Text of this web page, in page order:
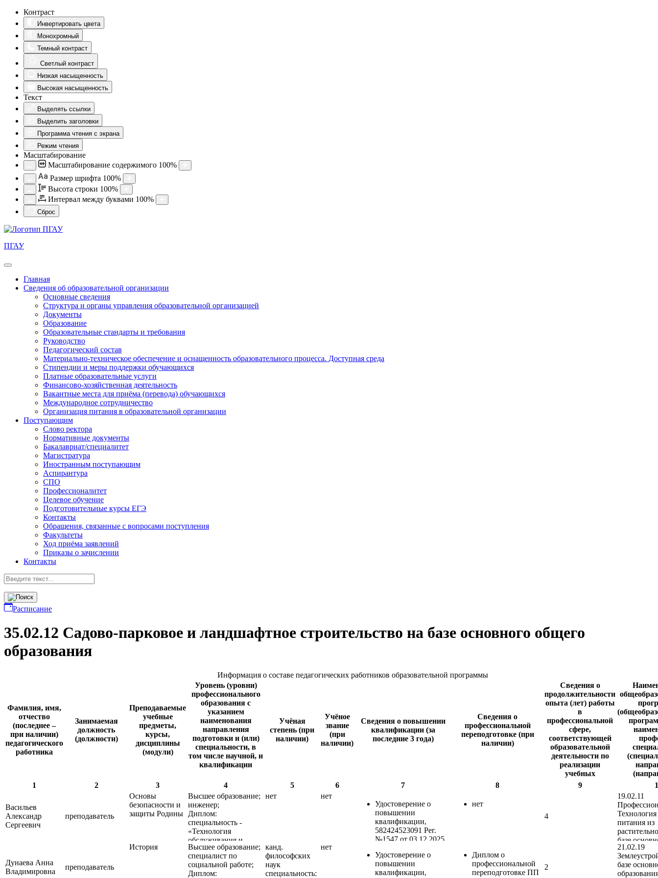
Контраст
Инвертировать цвета
Монохромный
Темный контраст
Светлый контраст
Низкая насыщенность
Высокая насыщенность
Текст
Выделять ссылки
Выделить заголовки
Программа чтения с экрана
Режим чтения
Масштабирование
Масштабирование содержимого 100%
Aa Размер шрифта 100%
Высота строки 100%
Интервал между буквами 100%
Сброс
ПГАУ
Главная
Сведения об образовательной организации
Основные сведения
Структура и органы управления образовательной организацией
Документы
Образование
Образовательные стандарты и требования
Руководство
Педагогический состав
Материально-техническое обеспечение и оснащенность образовательного процесса. Доступная среда
Стипендии и меры поддержки обучающихся
Платные образовательные услуги
Финансово-хозяйственная деятельность
Вакантные места для приёма (перевода) обучающихся
Международное сотрудничество
Организация питания в образовательной организации
Поступающим
Слово ректора
Нормативные документы
Бакалавриат/специалитет
Магистратура
Иностранным поступающим
Аспирантура
СПО
Профессионалитет
Целевое обучение
Подготовительные курсы ЕГЭ
Контакты
Обращения, связанные с вопросами поступления
Факультеты
Ход приёма заявлений
Приказы о зачислении
Контакты
Расписание
35.02.12 Садово-парковое и ландшафтное строительство на базе основного общего
образования
Информация о составе педагогических работников образовательной программы
Фамилия, имя,
отчество
(последнее –
при наличии)
педагогического
работника
Занимаемая
должность
(должности)
Преподаваемые
учебные
предметы,
курсы,
дисциплины
(модули)
Уровень (уровни)
профессионального
образования с
указанием
наименования
направления
подготовки и (или)
специальности, в
том числе научной, и
квалификации
Учёная
степень (при
наличии)
Учёное
звание
(при
наличии)
Сведения о повышении
квалификации (за
последние 3 года)
Сведения о
профессиональной
переподготовке (при
наличии)
Сведения о
продолжительности
опыта (лет) работы
в
профессиональной
сфере,
соответствующей
образовательной
деятельности по
реализации
учебных
предметов, курсов,
1 2 3 4 5 6 7 8 9
Васильев
Александр
Сергеевич
преподаватель
Основы
безопасности и
защиты Родины
Высшее образование;
инженер;
Диплом:
специальность -
«Технология
обслуживания и
ремонта машин в
агропромышленном
комплексе»
нет
нет
Удостоверение о
повышении
квалификации,
582424523091 Рег.
№1547 от 03.12.2025,
первой помощи
пострадавшим», 16 ч.,
ФГБОУ ВО
нет
4
19.02.11
питания из
базе
питания
Дунаева Анна
Владимировна
преподаватель
История
Высшее образование;
специалист по
социальной работе;
Диплом:
канд.
философских
наук
специальность:
нет
Удостоверение о
повышении
квалификации,
Диплом о
профессиональной
переподготовке ПП
2
21.02.19
базе